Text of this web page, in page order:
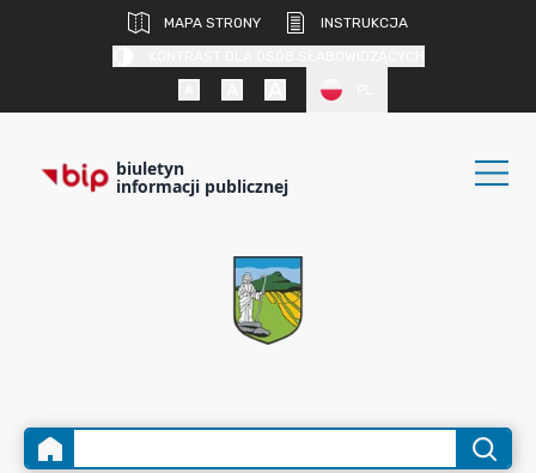
MAPA STRONY
INSTRUKCJA
biuletyn
informacji publicznej